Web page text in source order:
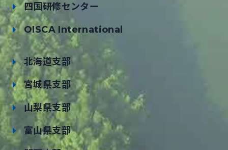
四国研修センター
OISCA International
北海道支部
宮城県支部
山梨県支部
富山県支部